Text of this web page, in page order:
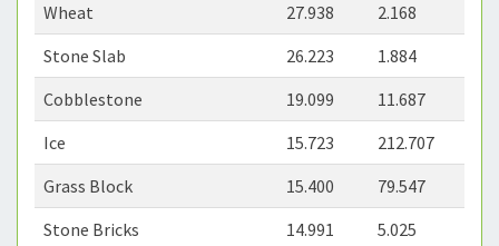
Wheat
27.938
2.168
Stone Slab
26.223
1.884
Cobblestone
19.099
11.687
Ice
15.723
212.707
Grass Block
15.400
79.547
Stone Bricks
14.991 5.025